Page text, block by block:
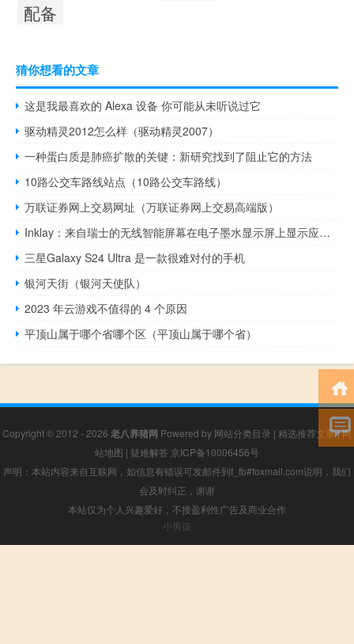
配备
猜你想看的文章
这是我最喜欢的 Alexa 设备 你可能从未听说过它
驱动精灵2012怎么样（驱动精灵2007）
一种蛋白质是肺癌扩散的关键：新研究找到了阻止它的方法
10路公交车路线站点（10路公交车路线）
万联证券网上交易网址（万联证券网上交易高端版）
Inklay：来自瑞士的无线智能屏幕在电子墨水显示屏上显示应用程序
三星Galaxy S24 Ultra 是一款很难对付的手机
银河天街（银河天使队）
2023 年云游戏不值得的 4 个原因
平顶山属于哪个省哪个区（平顶山属于哪个省）
Copyright © 2012 - 2026 老八养猪网 Powered by 网站分类目录 | 精选推荐文章|网
站地图 | 疑难解答 京ICP备10006456号
声明：本站内容来自互联网，如信息有错误可发邮件到f_fb#foxmail.com说明，我们
会及时纠正，谢谢
本站仅为个人兴趣爱好，不接盈利性广告及商业合作
小男孩